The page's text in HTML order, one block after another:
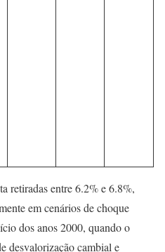
retiradas entre 6.2% e 6.8%,
em cenários de choque
dos anos 2000, quando o
desvalorização cambial e